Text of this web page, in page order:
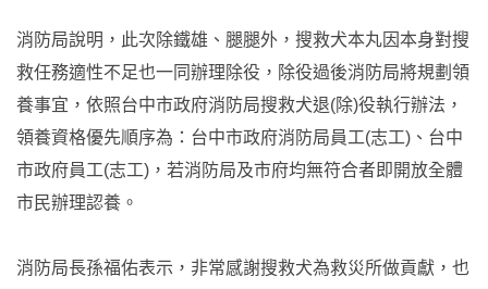
消防局說明，此次除鐵雄、腿腿外，搜救犬本丸因本身對搜
救任務適性不足也一同辦理除役，除役過後消防局將規劃領
養事宜，依照台中市政府消防局搜救犬退(除)役執行辦法，
領養資格優先順序為：台中市政府消防局員工(志工)、台中
市政府員工(志工)，若消防局及市府均無符合者即開放全體
市民辦理認養。
消防局長孫福佑表示，非常感謝搜救犬為救災所做貢獻，也